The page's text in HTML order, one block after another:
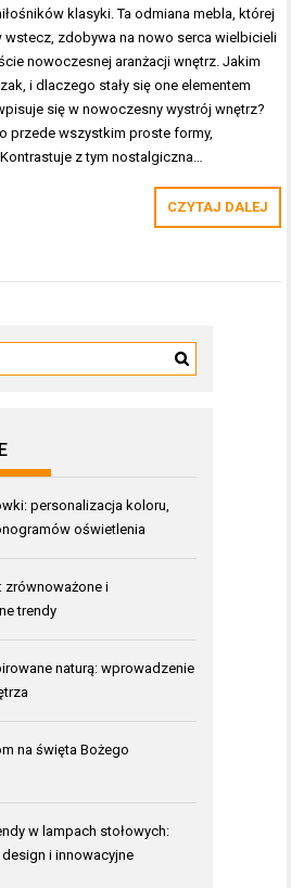
klasyki. Ta odmiana mebla, której
wstecz, zdobywa na nowo serca wielbicieli
nowoczesnej aranżacji wnętrz. Jakim
i dlaczego stały się one elementem
się w nowoczesny wystrój wnętrz?
przede wszystkim proste formy,
z tym nostalgiczna…
CZYTAJ DALEJ
personalizacja koloru,
oświetlenia
zrównoważone i
trendy
naturą: wprowadzenie
na święta Bożego
w lampach stołowych:
i innowacyjne